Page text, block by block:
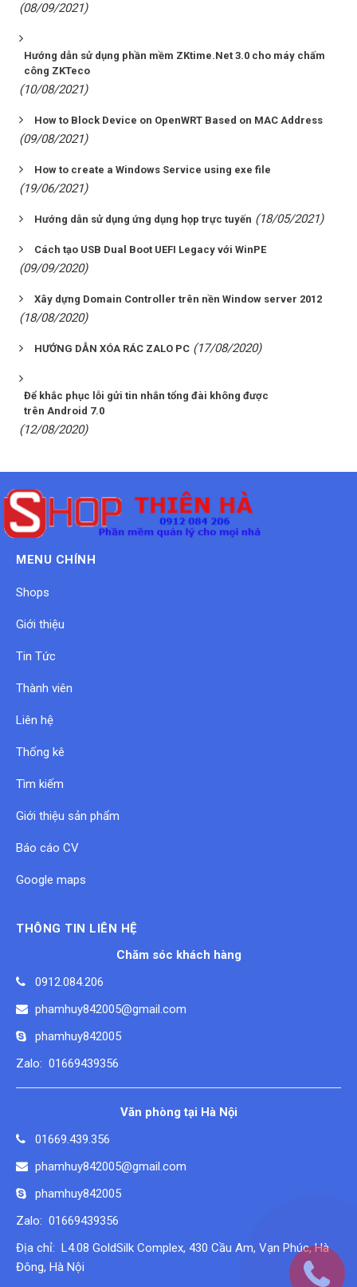
(08/09/2021)
Hướng dẫn sử dụng phần mềm ZKtime.Net 3.0 cho máy chấm
công ZKTeco
(10/08/2021)
How to Block Device on OpenWRT Based on MAC Address
(09/08/2021)
How to create a Windows Service using exe file
(19/06/2021)
Hướng dẫn sử dụng ứng dụng họp trực tuyến (18/05/2021)
Cách tạo USB Dual Boot UEFI Legacy với WinPE
(09/09/2020)
Xây dựng Domain Controller trên nền Window server 2012
(18/08/2020)
HƯỚNG DẪN XÓA RÁC ZALO PC (17/08/2020)
Để khắc phục lỗi gửi tin nhắn tổng đài không được
trên Android 7.0
(12/08/2020)
MENU CHÍNH
Shops
Giới thiệu
Tin Tức
Thành viên
Liên hệ
Thống kê
Tìm kiếm
Giới thiệu sản phẩm
Báo cáo CV
Google maps
THÔNG TIN LIÊN HỆ
Chăm sóc khách hàng
0912.084.206
phamhuy842005@gmail.com
phamhuy842005
Zalo: 01669439356
Văn phòng tại Hà Nội
01669.439.356
phamhuy842005@gmail.com
phamhuy842005
Zalo: 01669439356
Địa chỉ: L4.08 GoldSilk Complex, 430 Cầu Am, Vạn Phúc, Hà
Đông, Hà Nội